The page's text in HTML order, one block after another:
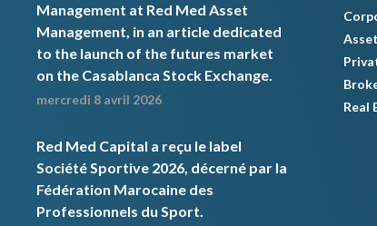
Management at Red Med Asset
Management, in an article dedicated
to the launch of the futures market
on the Casablanca Stock Exchange.
mercredi 8 avril 2026
Red Med Capital a reçu le label
Société Sportive 2026, décerné par la
Fédération Marocaine des
Professionnels du Sport.
Real